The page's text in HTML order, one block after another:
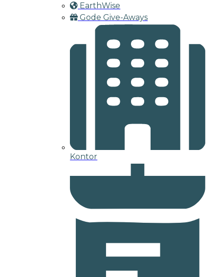
EarthWise
Gode Give-Aways
Kontor